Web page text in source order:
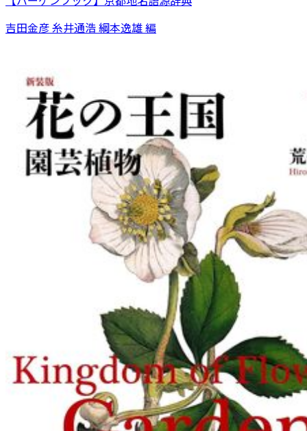
吉田金彦 糸井通浩 綱本逸雄 編